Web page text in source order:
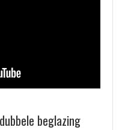
beglazing